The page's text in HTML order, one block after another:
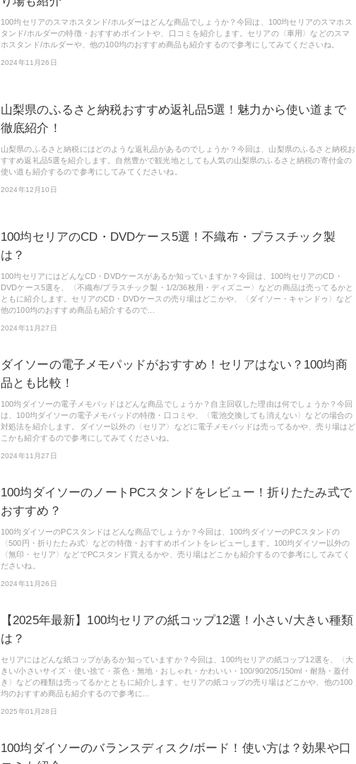
100均セリアのスマホスタンド/ホルダーはどんな商品でしょうか？今回は、100均セリアのスマホス
タンド/ホルダーの特徴・おすすめポイントや、口コミを紹介します。セリアの〈車用〉などのスマ
ホスタンド/ホルダーや、他の100均のおすすめ商品も紹介するので参考にしてみてくださいね。
2024年11月26日
山梨県のふるさと納税おすすめ返礼品5選！魅力から使い道まで
徹底紹介！
山梨県のふるさと納税にはどのような返礼品があるのでしょうか？今回は、山梨県のふるさと納税お
すすめ返礼品5選を紹介します。自然豊かで観光地としても人気の山梨県のふるさと納税の寄付金の
使い道も紹介するので参考にしてみてくださいね。
2024年12月10日
100均セリアのCD・DVDケース5選！不織布・プラスチック製
は？
100均セリアにはどんなCD・DVDケースがあるか知っていますか？今回は、100均セリアのCD・
DVDケース5選を、〈不織布/プラスチック製・1/2/36枚用・ディズニー〉などの商品は売ってるかと
ともに紹介します。セリアのCD・DVDケースの売り場はどこかや、〈ダイソー・キャンドゥ〉など
他の100均のおすすめ商品も紹介するので...
2024年11月27日
ダイソーの電子メモパッドがおすすめ！セリアはない？100均商
品とも比較！
100均ダイソーの電子メモパッドはどんな商品でしょうか？自主回収した理由は何でしょうか？今回
は、100均ダイソーの電子メモパッドの特徴・口コミや、〈電池交換しても消えない〉などの場合の
対処法を紹介します。ダイソー以外の〈セリア〉などに電子メモパッドは売ってるかや、売り場はど
こかも紹介するので参考にしてみてくださいね。
2024年11月27日
100均ダイソーのノートPCスタンドをレビュー！折りたたみ式で
おすすめ？
100均ダイソーのPCスタンドはどんな商品でしょうか？今回は、100均ダイソーのPCスタンドの
〈500円・折りたたみ式〉などの特徴・おすすめポイントをレビューします。100均ダイソー以外の
〈無印・セリア〉などでPCスタンド買えるかや、売り場はどこかも紹介するので参考にしてみてく
ださいね。
2024年11月26日
【2025年最新】100均セリアの紙コップ12選！小さい/大きい種類
は？
セリアにはどんな紙コップがあるか知っていますか？今回は、100均セリアの紙コップ12選を、〈大
きい/小さいサイズ・使い捨て・茶色・無地・おしゃれ・かわいい・100/90/205/150ml・耐熱・蓋付
き〉などの種類は売ってるかとともに紹介します。セリアの紙コップの売り場はどこかや、他の100
均のおすすめ商品も紹介するので参考に...
2025年01月28日
100均ダイソーのバランスディスク/ボード！使い方は？効果や口